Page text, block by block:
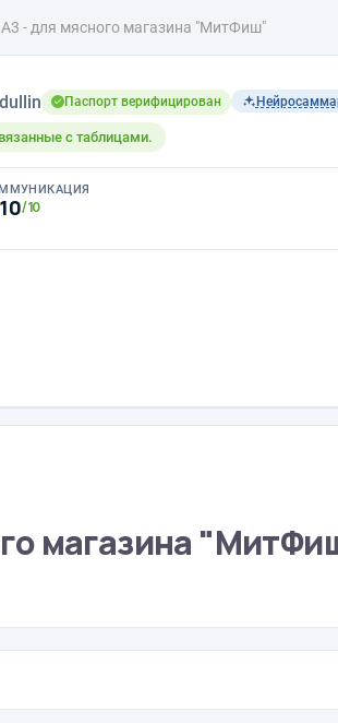
- для мясного магазина "МитФиш"
Паспорт верифицирован
с таблицами.
10/10
магазина